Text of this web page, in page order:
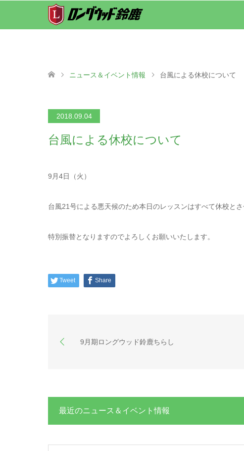
ニュース＆イベント情報 台風による休校について
2018.09.04
台風による休校について
9月4日（火）
台風21号による悪天候のため本日のレッスンはすべて休校とさ
特別振替となりますのでよろしくお願いいたします。
Tweet Share
9月期ロングウッド鈴鹿ちらし
最近のニュース＆イベント情報